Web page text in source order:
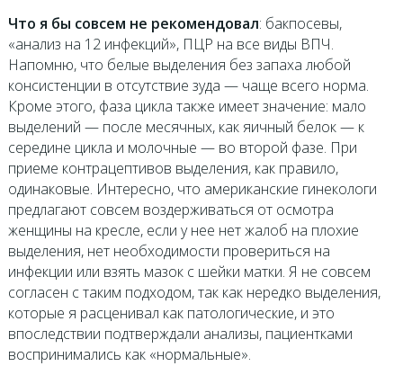
Что я бы совсем не рекомендовал: бакпосевы,
«анализ на 12 инфекций», ПЦР на все виды ВПЧ.
Напомню, что белые выделения без запаха любой
консистенции в отсутствие зуда — чаще всего норма.
Кроме этого, фаза цикла также имеет значение: мало
выделений — после месячных, как яичный белок — к
середине цикла и молочные — во второй фазе. При
приеме контрацептивов выделения, как правило,
одинаковые. Интересно, что американские гинекологи
предлагают совсем воздерживаться от осмотра
женщины на кресле, если у нее нет жалоб на плохие
выделения, нет необходимости провериться на
инфекции или взять мазок с шейки матки. Я не совсем
согласен с таким подходом, так как нередко выделения,
которые я расценивал как патологические, и это
впоследствии подтверждали анализы, пациентками
воспринимались как «нормальные».